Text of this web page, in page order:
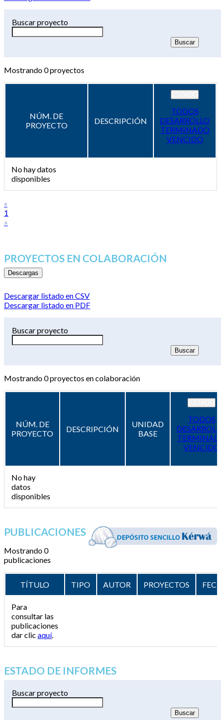
Buscar proyecto
Mostrando0proyectos
NÚM. DE
PROYECTO
DESCRIPCIÓN
TODOS
DESARROLLO
TERMINADO
VENCIDO
No hay datos
disponibles
«
1
»
PROYECTOS EN COLABORACIÓN
Descargas
Descargar listado en CSV
Descargar listado en PDF
Buscar proyecto
Mostrando0proyectos en colaboración
NÚM. DE
PROYECTO
DESCRIPCIÓN
UNIDAD
BASE
TODOS
VENCIDO
No hay
datos
disponibles
PUBLICACIONES
Mostrando 0
publicaciones
TÍTULO TIPO AUTOR PROYECTOS
Para
consultar las
publicaciones
dar clic aquí.
ESTADO DE INFORMES
Buscar proyecto